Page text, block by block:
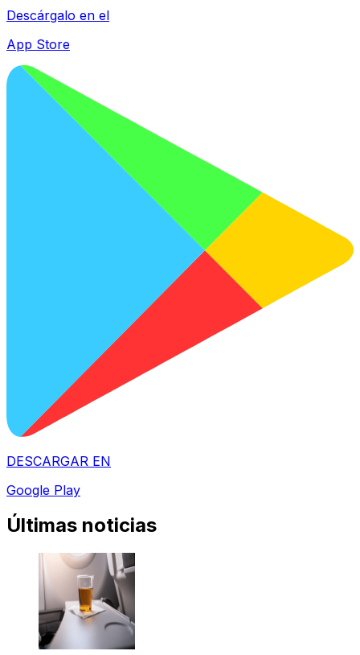
Descárgalo en el
App Store
DESCARGAR EN
Google Play
Últimas noticias